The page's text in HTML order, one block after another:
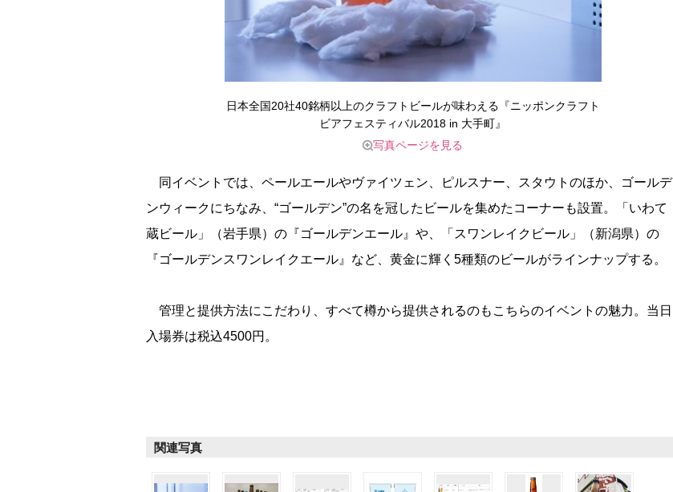
日本全国20社40銘柄以上のクラフトビールが味わえる『ニッポンクラフト
ビアフェスティバル2018 in 大手町』
写真ページを見る
同イベントでは、ペールエールやヴァイツェン、ピルスナー、スタウトのほか、ゴールデ
ンウィークにちなみ、“ゴールデン”の名を冠したビールを集めたコーナーも設置。「いわて
蔵ビール」（岩手県）の『ゴールデンエール』や、「スワンレイクビール」（新潟県）の
『ゴールデンスワンレイクエール』など、黄金に輝く5種類のビールがラインナップする。
管理と提供方法にこだわり、すべて樽から提供されるのもこちらのイベントの魅力。当日
入場券は税込4500円。
関連写真